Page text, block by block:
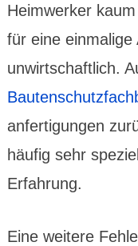
Heim­werker
für eine
unwirt­schaftlich.
anferti­gungen
häufig sehr
Erfahrung.
Eine weitere